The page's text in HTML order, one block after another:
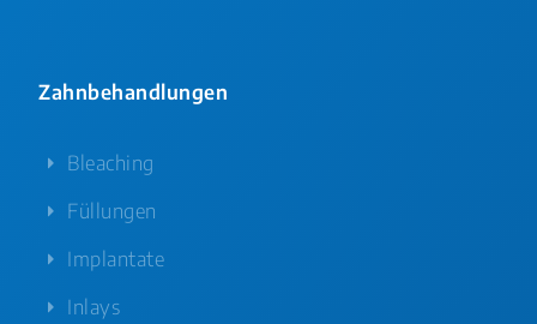
Zahnbehandlungen
Bleaching
Füllungen
Implantate
Inlays